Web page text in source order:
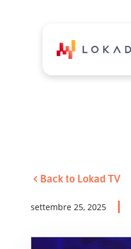
Back to Lokad TV
settembre 25, 2025